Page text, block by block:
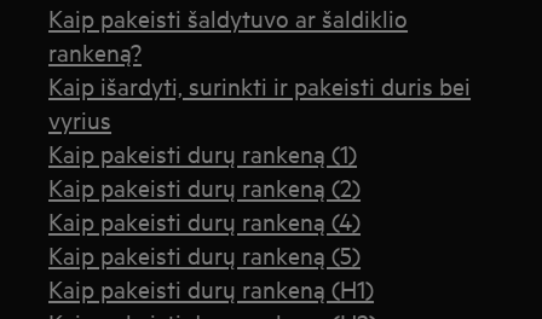
Kaip pakeisti šaldytuvo ar šaldiklio
rankeną?
Kaip išardyti, surinkti ir pakeisti duris bei
vyrius
Kaip pakeisti durų rankeną (1)
Kaip pakeisti durų rankeną (2)
Kaip pakeisti durų rankeną (4)
Kaip pakeisti durų rankeną (5)
Kaip pakeisti durų rankeną (H1)